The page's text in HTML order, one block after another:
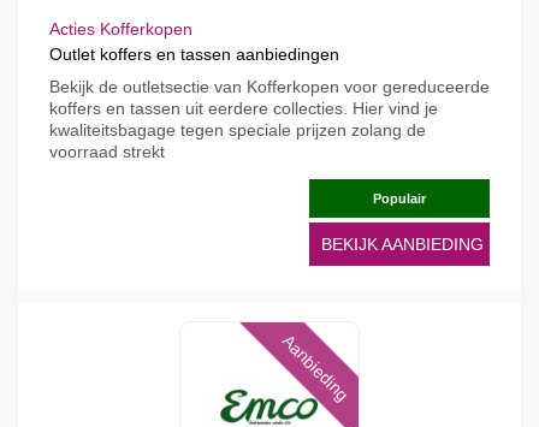
Acties Kofferkopen
Outlet koffers en tassen aanbiedingen
Bekijk de outletsectie van Kofferkopen voor gereduceerde
koffers en tassen uit eerdere collecties. Hier vind je
kwaliteitsbagage tegen speciale prijzen zolang de
voorraad strekt
Populair
BEKIJK AANBIEDING
Aanbieding